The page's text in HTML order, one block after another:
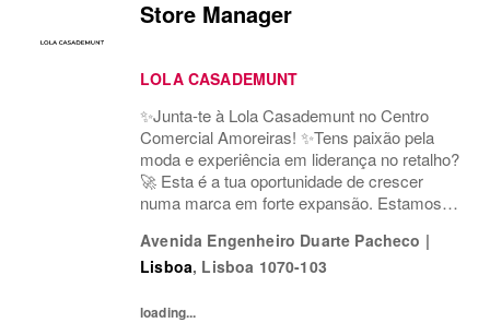
Store Manager
LOLA CASADEMUNT
✨Junta-te à Lola Casademunt no Centro
Comercial Amoreiras! ✨Tens paixão pela
moda e experiência em liderança no retalho?
🚀 Esta é a tua oportunidade de crescer
numa marca em forte expansão. Estamos à
nossa loja em Av. Duarte Pacheco, Centro
Comercial...
Avenida Engenheiro Duarte Pacheco |
Lisboa, Lisboa 1070-103
loading...